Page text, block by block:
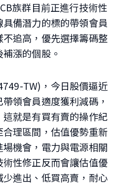
族群目前正進行技術性
備潛力的標的帶領會員
追高，優先選擇籌碼整
漲的個股。
TW)，今日股價逼近
領會員適度獲利減碼，
就是有買有賣的操作紀
理區間，估值優勢重新
機會，電力與電源相關
性修正反而會讓估值優
進出、低買高賣，耐心